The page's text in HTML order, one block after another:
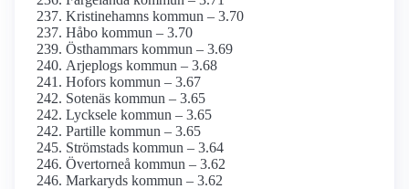
Kristinehamns kommun – 3.70
Håbo kommun – 3.70
Östhammars kommun – 3.69
Arjeplogs kommun – 3.68
Hofors kommun – 3.67
Sotenäs kommun – 3.65
Lycksele kommun – 3.65
Partille kommun – 3.65
Strömstads kommun – 3.64
Övertorneå kommun – 3.62
Markaryds kommun – 3.62